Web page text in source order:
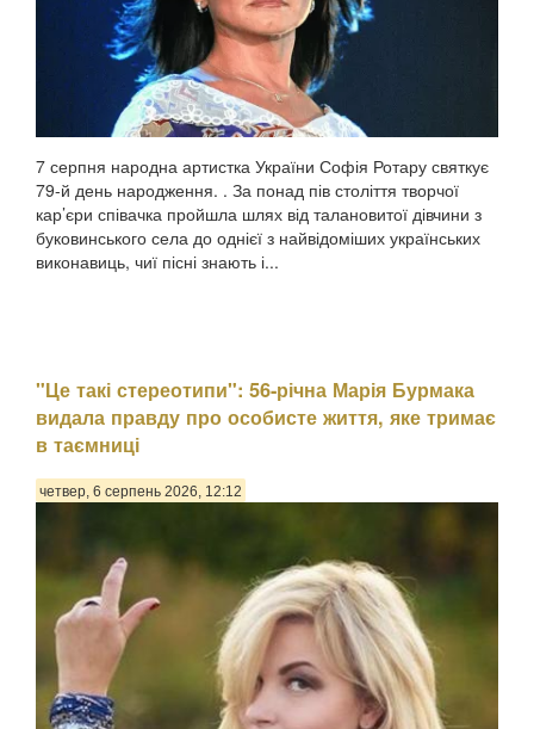
7 серпня народна артистка України Софія Ротару святкує
79-й день народження. . За понад пів століття творчої
кар’єри співачка пройшла шлях від талановитої дівчини з
буковинського села до однієї з найвідоміших українських
виконавиць, чиї пісні знають і...
"Це такі стереотипи": 56-річна Марія Бурмака
видала правду про особисте життя, яке тримає
в таємниці
четвер, 6 серпень 2026, 12:12